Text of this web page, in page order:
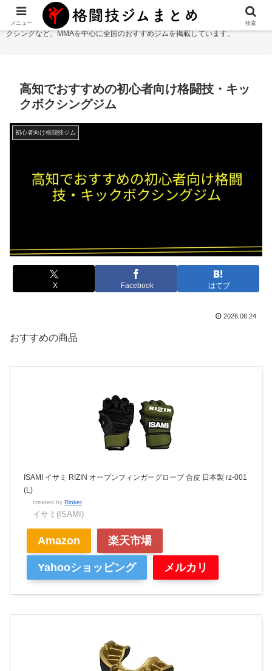
格闘技ジムまとめ
では総合格闘技・柔術・レスリング・キックボクシング・ボ
クシングなど、MMAを中心に全国のおすすめジムを掲載しています。
高知でおすすめの初心者向け格闘技・キッ
クボクシングジム
初心者向け格闘技ジム
X Facebook はてブ
2026.06.24
おすすめの商品
ISAMI イサミ RIZIN オープンフィンガーグローブ 合皮 日本製 rz-001
(L)
created by Rinker
イサミ(ISAMI)
Amazon 楽天市場
Yahooショッピング メルカリ
メニュー 検索